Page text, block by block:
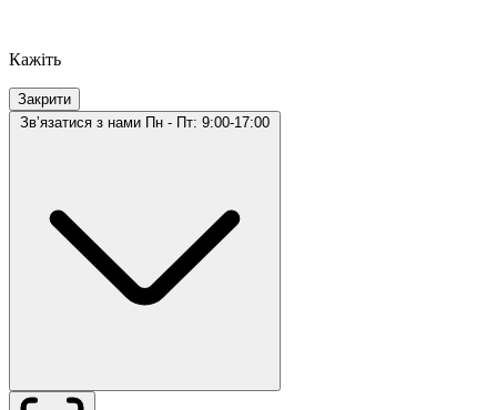
Кажіть
Закрити
Звʼязатися з нами Пн - Пт: 9:00-17:00